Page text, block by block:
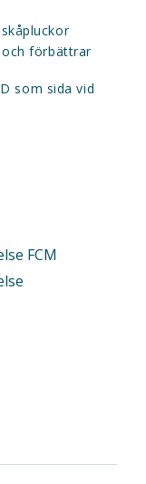
och förbättrar
som sida vid
FCM